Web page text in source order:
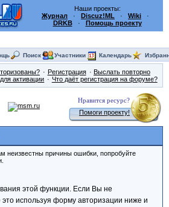
Наши проекты:
Журнал · Discuz!ML · Wiki ·
DRKB· Помощь проекту
Поиск Участники Календарь
Регистрация
Выслать повторно
активации
Что даёт регистрация на форуме?
Нравится ресурс?
Помоги проекту!
неизвестны причины ошибки, попробуйте
этой функции. Если Вы не
используя форму авторизации ниже и